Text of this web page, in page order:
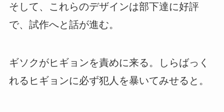
そして、これらのデザインは部下達に好評
で、試作へと話が進む。
ギソクがヒギョンを責めに来る。しらばっく
れるヒギョンに必ず犯人を暴いてみせると。